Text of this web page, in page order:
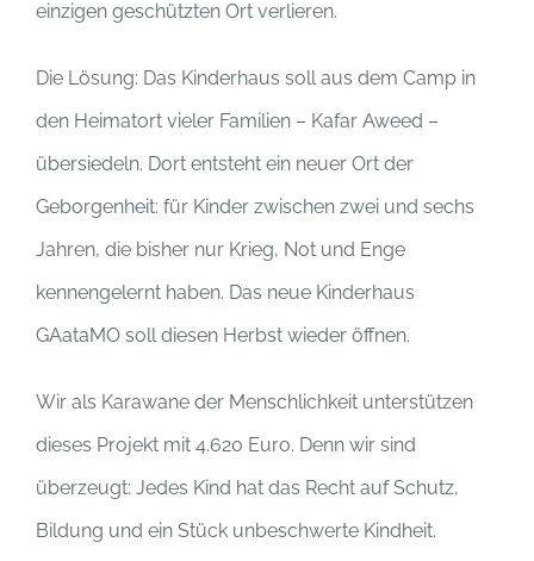
einzigen geschützten Ort verlieren.
Die Lösung: Das Kinderhaus soll aus dem Camp in
den Heimatort vieler Familien – Kafar Aweed –
übersiedeln. Dort entsteht ein neuer Ort der
Geborgenheit: für Kinder zwischen zwei und sechs
Jahren, die bisher nur Krieg, Not und Enge
kennengelernt haben. Das neue Kinderhaus
GAataMO soll diesen Herbst wieder öffnen.
Wir als Karawane der Menschlichkeit unterstützen
dieses Projekt mit 4.620 Euro. Denn wir sind
überzeugt: Jedes Kind hat das Recht auf Schutz,
Bildung und ein Stück unbeschwerte Kindheit.